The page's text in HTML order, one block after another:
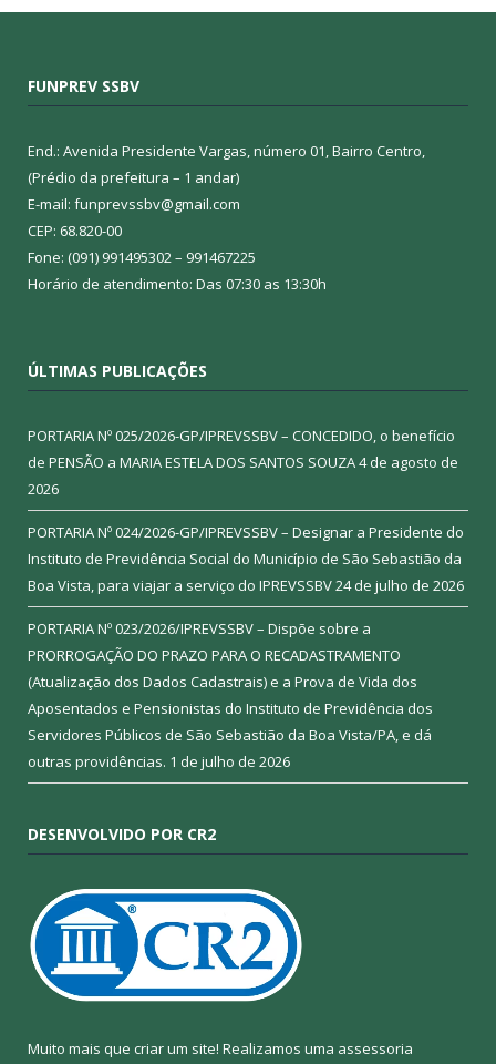
FUNPREV SSBV
End.: Avenida Presidente Vargas, número 01, Bairro Centro,
(Prédio da prefeitura – 1 andar)
E-mail: funprevssbv@gmail.com
CEP: 68.820-00
Fone: (091) 991495302 – 991467225
Horário de atendimento: Das 07:30 as 13:30h
ÚLTIMAS PUBLICAÇÕES
PORTARIA Nº 025/2026-GP/IPREVSSBV – CONCEDIDO, o benefício
de PENSÃO a MARIA ESTELA DOS SANTOS SOUZA4 de agosto de
2026
PORTARIA Nº 024/2026-GP/IPREVSSBV – Designar a Presidente do
Instituto de Previdência Social do Município de São Sebastião da
Boa Vista, para viajar a serviço do IPREVSSBV24 de julho de 2026
PORTARIA Nº 023/2026/IPREVSSBV – Dispõe sobre a
PRORROGAÇÃO DO PRAZO PARA O RECADASTRAMENTO
(Atualização dos Dados Cadastrais) e a Prova de Vida dos
Aposentados e Pensionistas do Instituto de Previdência dos
Servidores Públicos de São Sebastião da Boa Vista/PA, e dá
outras providências. 1 de julho de 2026
DESENVOLVIDO POR CR2
Muito mais que criar um site! Realizamos uma assessoria